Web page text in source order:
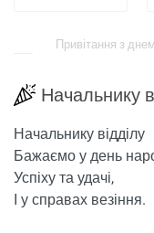
Привітання з
Начальнику
Начальнику відділу
Бажаємо у день
Успіху та удачі,
І у справах везіння.